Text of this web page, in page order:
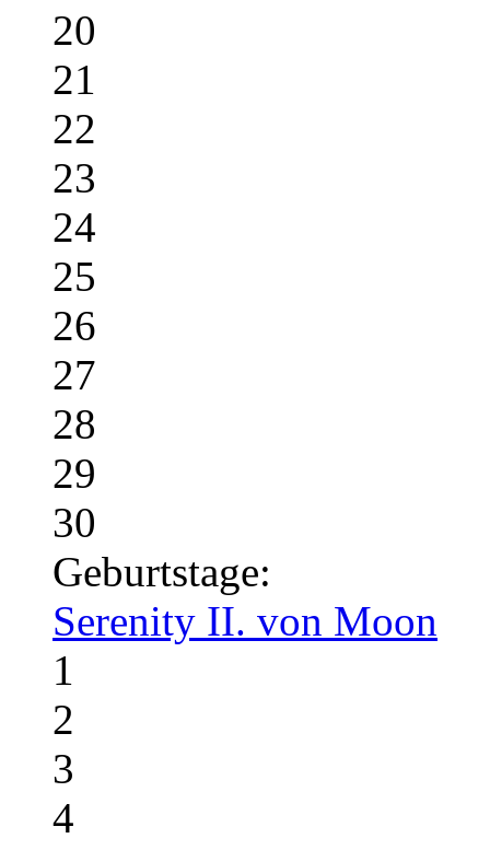
20
21
22
23
24
25
26
27
28
29
30
Geburtstage:
Serenity II. von Moon
1
2
3
4